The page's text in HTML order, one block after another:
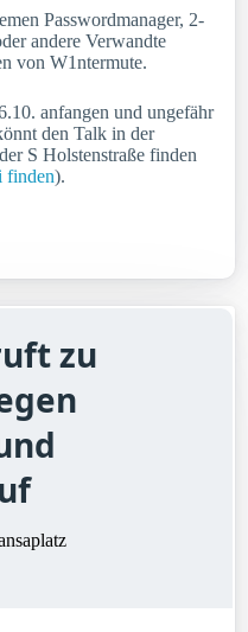
Passwordmanager, 2-
andere Verwandte
von W1ntermute.
anfangen und ungefähr
den Talk in der
S Holstenstraße finden
finden).
zu